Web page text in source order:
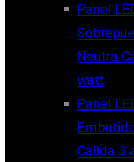
Panel
Neutra
watt
Panel
Cálida 3